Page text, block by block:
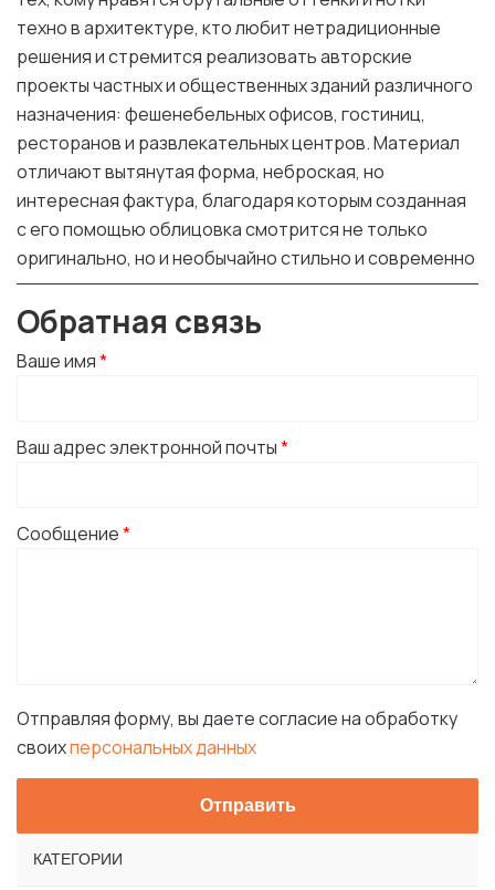
техно в архитектуре, кто любит нетрадиционные
решения и стремится реализовать авторские
проекты частных и общественных зданий различного
назначения: фешенебельных офисов, гостиниц,
ресторанов и развлекательных центров. Материал
отличают вытянутая форма, неброская, но
интересная фактура, благодаря которым созданная
с его помощью облицовка смотрится не только
оригинально, но и необычайно стильно и современно
Обратная связь
Ваше имя*
Ваш адрес электронной почты*
Сообщение*
Отправляя форму, вы даете согласие на обработку
своихперсональных данных
КАТЕГОРИИ